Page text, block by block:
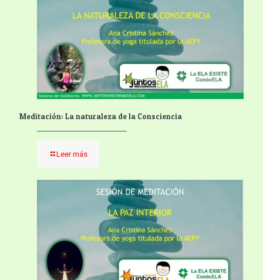
Meditación: La naturaleza de la Consciencia
Leer más